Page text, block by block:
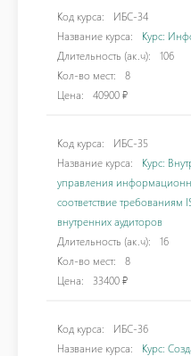
Код курса:
ИБС-34
Название курса:
Курс:
Длительность (ак.ч):
106
Кол-во мест:
8
Цена:
40900 ₽
Код курса:
ИБС-35
Название курса:
Курс:
управления
соответствие требованиям
внутренних аудиторов
Длительность (ак.ч):
16
Кол-во мест:
8
Цена:
33400 ₽
Код курса:
ИБС-36
Название курса:
Курс: